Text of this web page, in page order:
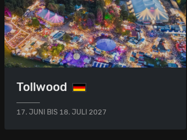
Tollwood
17. JUNI BIS 18. JULI 2027